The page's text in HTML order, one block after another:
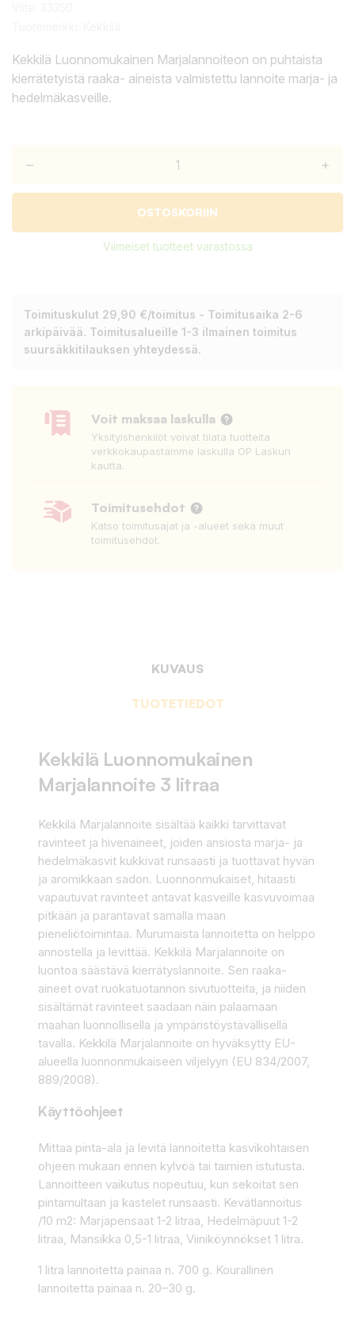
Kekkilä Luonnomukainen Marjalannoiteon on puhtaista
kierrätetyistä raaka- aineista valmistettu lannoite marja- ja
hedelmäkasveille.
– +
OSTOSKORIIN
Viimeiset tuotteet varastossa
Toimituskulut 29,90 €/toimitus - Toimitusaika 2-6
arkipäivää. Toimitusalueille 1-3 ilmainen toimitus
suursäkkitilauksen yhteydessä.
Voit maksaa laskulla
Yksityishenkilöt voivat tilata tuotteita
verkkokaupastamme laskulla OP Laskun
kautta.
Toimitusehdot
Katso toimitusajat ja -alueet sekä muut
toimitusehdot.
KUVAUS
TUOTETIEDOT
Kekkilä Luonnomukainen
Marjalannoite 3 litraa
Kekkilä Marjalannoite sisältää kaikki tarvittavat
ravinteet ja hivenaineet, joiden ansiosta marja- ja
hedelmäkasvit kukkivat runsaasti ja tuottavat hyvän
ja aromikkaan sadon. Luonnonmukaiset, hitaasti
vapautuvat ravinteet antavat kasveille kasvuvoimaa
pitkään ja parantavat samalla maan
pieneliötoimintaa. Murumaista lannoitetta on helppo
annostella ja levittää. Kekkilä Marjalannoite on
luontoa säästävä kierrätyslannoite. Sen raaka-
aineet ovat ruokatuotannon sivutuotteita, ja niiden
sisältämät ravinteet saadaan näin palaamaan
maahan luonnollisella ja ympäristöystävällisellä
tavalla. Kekkilä Marjalannoite on hyväksytty EU-
alueella luonnonmukaiseen viljelyyn (EU 834/2007,
889/2008).
Käyttöohjeet
Mittaa pinta-ala ja levitä lannoitetta kasvikohtaisen
ohjeen mukaan ennen kylvöä tai taimien istutusta.
Lannoitteen vaikutus nopeutuu, kun sekoitat sen
pintamultaan ja kastelet runsaasti. Kevätlannoitus
/10 m2: Marjapensaat 1-2 litraa, Hedelmäpuut 1-2
litraa, Mansikka 0,5-1 litraa, Viiniköynnökset 1 litra.
1 litra lannoitetta painaa n. 700 g. Kourallinen
lannoitetta painaa n. 20–30 g.